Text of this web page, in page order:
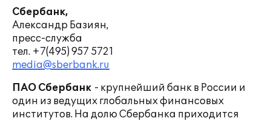
Сбербанк,
Александр Базиян,
пресс-служба
тел. +7(495) 957 5721
media@sberbank.ru
ПАО Сбербанк - крупнейший банк в России и
один из ведущих глобальных финансовых
институтов. На долю Сбербанка приходится